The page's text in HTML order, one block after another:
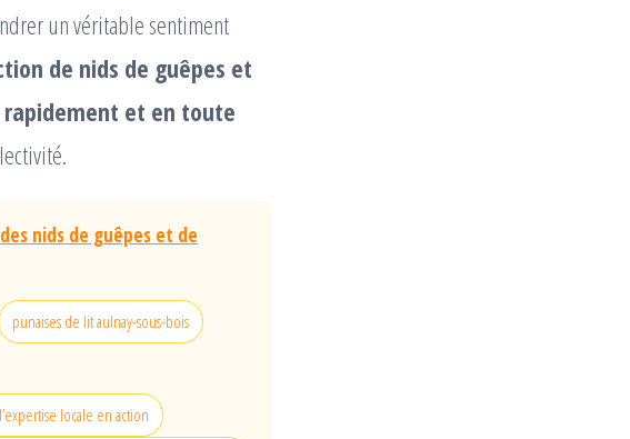
un véritable sentiment
de nids de guêpes et
et en toute
nids de guêpes et de
punaises de lit aulnay-sous-bois
locale en action